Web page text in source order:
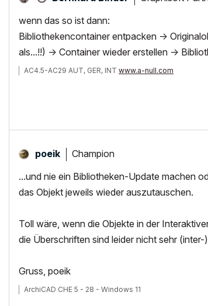
wenn das so ist dann:
Bibliothekencontainer entpacken ->
als...!!) -> Container wieder erstellen ->
AC4.5-AC29 AUT, GER, INT www.a-null.com
poeik Champion
...und nie ein Bibliotheken-Update machen
das Objekt jeweils wieder auszutauschen.
Toll wäre, wenn die Objekte in der
die Überschriften sind leider nicht sehr (inter-
Gruss, poeik
ArchiCAD CHE 5 - 28 - Windows 11